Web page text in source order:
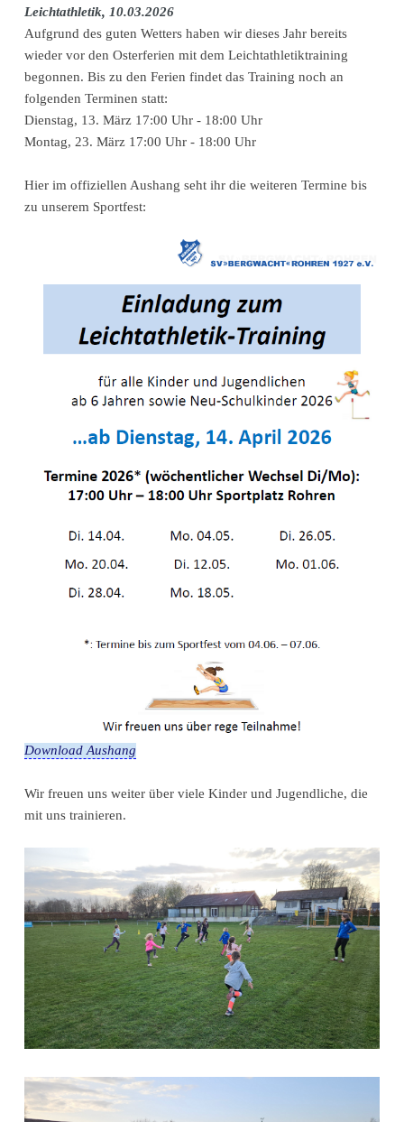
Leichtathletik, 10.03.2026
Aufgrund des guten Wetters haben wir dieses Jahr bereits
wieder vor den Osterferien mit dem Leichtathletiktraining
begonnen. Bis zu den Ferien findet das Training noch an
folgenden Terminen statt:
Dienstag, 13. März 17:00 Uhr - 18:00 Uhr
Montag, 23. März 17:00 Uhr - 18:00 Uhr
Hier im offiziellen Aushang seht ihr die weiteren Termine bis
zu unserem Sportfest:
Download Aushang
Wir freuen uns weiter über viele Kinder und Jugendliche, die
mit uns trainieren.